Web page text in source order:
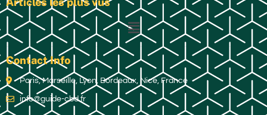
Contact Info
Paris, Marseille, Lyon, Bordeaux, Nice, France
info@guide-cbd.fr